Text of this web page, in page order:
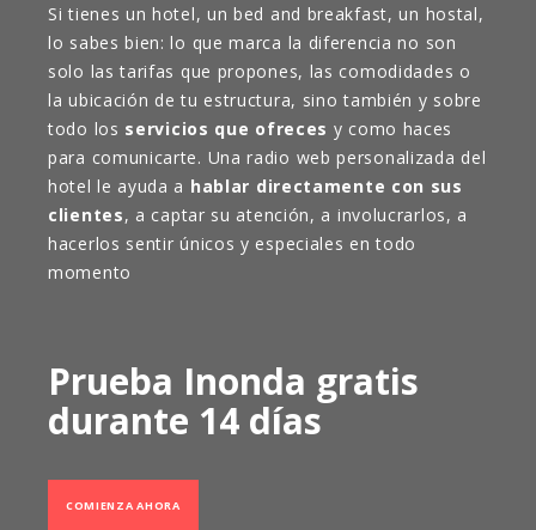
Si tienes un hotel, un bed and breakfast, un hostal,
lo sabes bien: lo que marca la diferencia no son
solo las tarifas que propones, las comodidades o
la ubicación de tu estructura, sino también y sobre
todo los servicios que ofreces y como haces
para comunicarte. Una radio web personalizada del
hotel le ayuda a hablar directamente con sus
clientes, a captar su atención, a involucrarlos, a
hacerlos sentir únicos y especiales en todo
momento
Prueba Inonda gratis
durante 14 días
COMIENZA AHORA